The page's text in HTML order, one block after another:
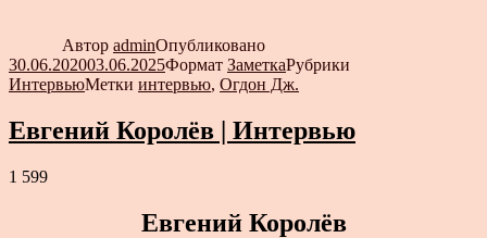
Автор adminОпубликовано
30.06.202003.06.2025Формат ЗаметкаРубрики
ИнтервьюМетки интервью, Огдон Дж.
Евгений Королёв | Интервью
1 599
Евгений Королёв